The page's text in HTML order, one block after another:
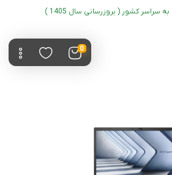
سراسر کشور ( بروزرسانی سال 1405 )
0